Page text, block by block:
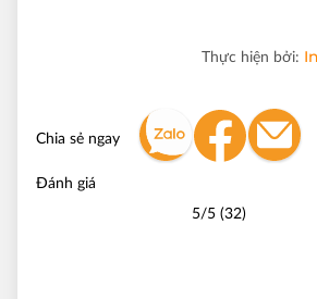
Thực hiện bởi:
Chia sẻ ngay
Đánh giá
5/5 (32)